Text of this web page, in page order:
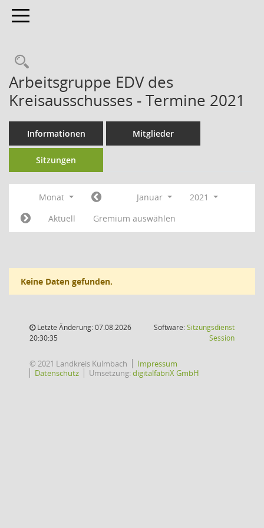
Toggle navigation
Arbeitsgruppe EDV des
Kreisausschusses - Termine 2021
Informationen Mitglieder
Sitzungen
Monat Januar
2021
Aktuell
Gremium auswählen
Keine Daten gefunden.
Letzte Änderung: 07.08.2026
20:30:35
Software:Sitzungsdienst
Session(Wird in
© 2021 Landkreis Kulmbach
Impressum
Datenschutz
Umsetzung:digitalfabriX GmbH